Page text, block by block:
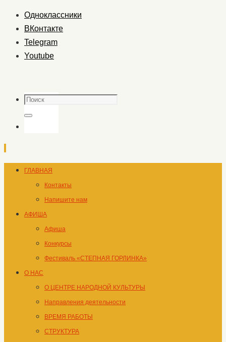
Одноклассники
ВКонтакте
Telegram
Youtube
Поиск
Поиск
Перейти
содержимому
ГЛАВНАЯ
Контакты
Напишите нам
АФИША
Афиша
Конкурсы
Фестиваль «СТЕПНАЯ ГОРЛИНКА»
О НАС
О ЦЕНТРЕ НАРОДНОЙ КУЛЬТУРЫ
Направления деятельности
ВРЕМЯ РАБОТЫ
СТРУКТУРА